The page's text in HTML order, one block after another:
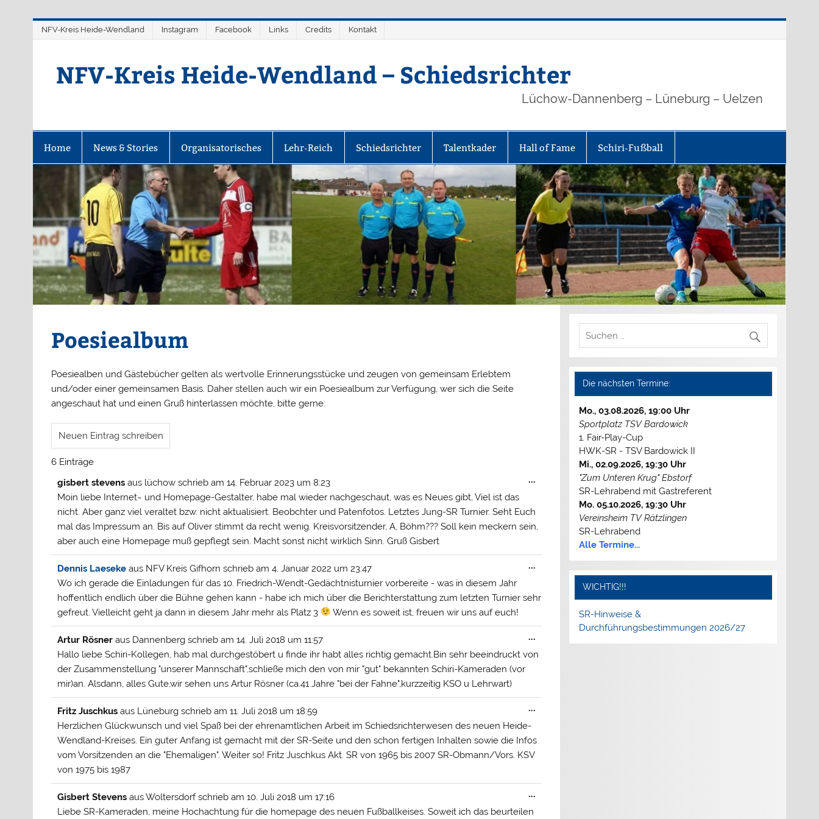
springen
NFV-Kreis Heide-Wendland Instagram Facebook Links Credits Kontakt
NFV-Kreis Heide-Wendland – Schiedsrichter
Lüchow-Dannenberg – Lüneburg – Uelzen
Home News & Stories Organisatorisches Lehr-Reich Schiedsrichter Talentkader Hall of Fame Schiri-Fußball
Poesiealbum
Poesiealben und Gästebücher gelten als wertvolle Erinnerungsstücke und zeugen von gemeinsam Erlebtem
und/oder einer gemeinsamen Basis. Daher stellen auch wir ein Poesiealbum zur Verfügung, wer sich die Seite
angeschaut hat und einen Gruß hinterlassen möchte, bitte gerne:
6 Einträge
gisbert stevensaus lüchow schrieb am 14. Februar 2023 um 8:23
Moin liebe Internet~ und Homepage-Gestalter, habe mal wieder nachgeschaut, was es Neues gibt, Viel ist das
nicht. Aber ganz viel veraltet bzw. nicht aktualisiert. Beobchter und Patenfotos. Letztes Jung-SR Turnier. Seht Euch
mal das Impressum an. Bis auf Oliver stimmt da recht wenig. Kreisvorsitzender, A, Böhm??? Soll kein meckern sein,
aber auch eine Homepage muß gepflegt sein. Macht sonst nicht wirklich Sinn. Gruß Gisbert
...
ein-/ausblenden.
Dennis Laeseke aus NFV Kreis Gifhorn schrieb am 4. Januar 2022 um 23:47
Wo ich gerade die Einladungen für das 10. Friedrich-Wendt-Gedächtnisturnier vorbereite - was in diesem Jahr
hoffentlich endlich über die Bühne gehen kann - habe ich mich über die Berichterstattung zum letzten Turnier sehr
gefreut. Vielleicht geht ja dann in diesem Jahr mehr als Platz 3
Wenn es soweit ist, freuen wir uns auf euch!
...
ein-/ausblenden.
Artur Rösneraus Dannenberg schrieb am 14. Juli 2018 um 11:57
Hallo liebe Schiri-Kollegen, hab mal durchgestöbert u finde ihr habt alles richtig gemacht.Bin sehr beeindruckt von
der Zusammenstellung "unserer Mannschaft",schließe mich den von mir "gut" bekannten Schiri-Kameraden (vor
mir)an. Alsdann, alles Gute,wir sehen uns Artur Rösner (ca.41 Jahre "bei der Fahne",kurzzeitig KSO u Lehrwart)
...
ein-/ausblenden.
Fritz Juschkusaus Lüneburg schrieb am 11. Juli 2018 um 18:59
Herzlichen Glückwunsch und viel Spaß bei der ehrenamtlichen Arbeit im Schiedsrichterwesen des neuen Heide-
Wendland-Kreises. Ein guter Anfang ist gemacht mit der SR-Seite und den schon fertigen Inhalten sowie die Infos
vom Vorsitzenden an die "Ehemaligen". Weiter so! Fritz Juschkus Akt. SR von 1965 bis 2007 SR-Obmann/Vors. KSV
von 1975 bis 1987
...
Gisbert StevensausWoltersdorf schrieb am 10. Juli 2018 um 17:16
Liebe SR-Kameraden, meine Hochachtung für die homepage des neuen Fußballkeises. Soweit ich das beurteilen
...
Die nächsten Termine:
Mo., 03.08.2026, 19:00 Uhr
Sportplatz TSV Bardowick
1. Fair-Play-Cup
HWK-SR - TSV Bardowick II
Mi., 02.09.2026, 19:30 Uhr
"Zum Unteren Krug" Ebstorf
SR-Lehrabend mit Gastreferent
Mo. 05.10.2026, 19:30 Uhr
Vereinsheim TV Rätzlingen
SR-Lehrabend
Alle Termine...
WICHTIG!!!
SR-Hinweise &
Durchführungsbestimmungen 2026/27